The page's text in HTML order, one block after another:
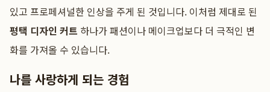
있고 프로페셔널한 인상을 주게 된 것입니다. 이처럼 제대로 된
평택 디자인 커트 하나가 패션이나 메이크업보다 더 극적인 변
화를 가져올 수 있습니다.
나를 사랑하게 되는 경험